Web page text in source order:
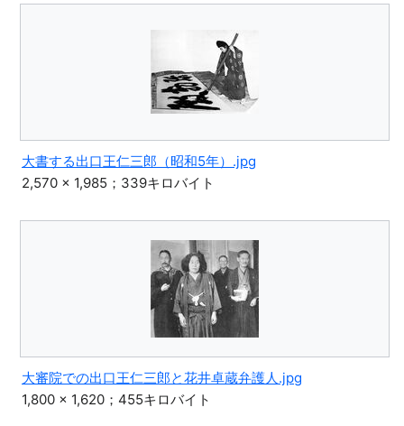
大書する出口王仁三郎（昭和5年）.jpg
2,570 × 1,985；339キロバイト
大審院での出口王仁三郎と花井卓蔵弁護人.jpg
1,800 × 1,620；455キロバイト